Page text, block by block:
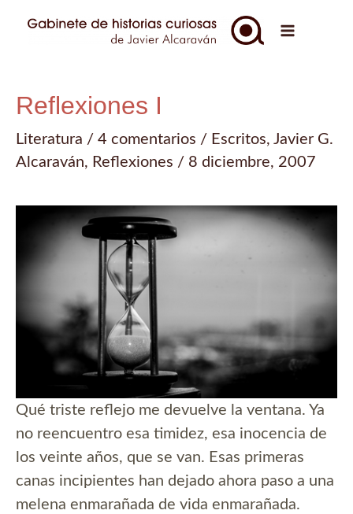
Reflexiones I
Literatura / 4 comentarios / Escritos, Javier G.
Alcaraván, Reflexiones / 8 diciembre, 2007
Qué triste reflejo me devuelve la ventana. Ya
no reencuentro esa timidez, esa inocencia de
los veinte años, que se van. Esas primeras
canas incipientes han dejado ahora paso a una
melena enmarañada de vida enmarañada.